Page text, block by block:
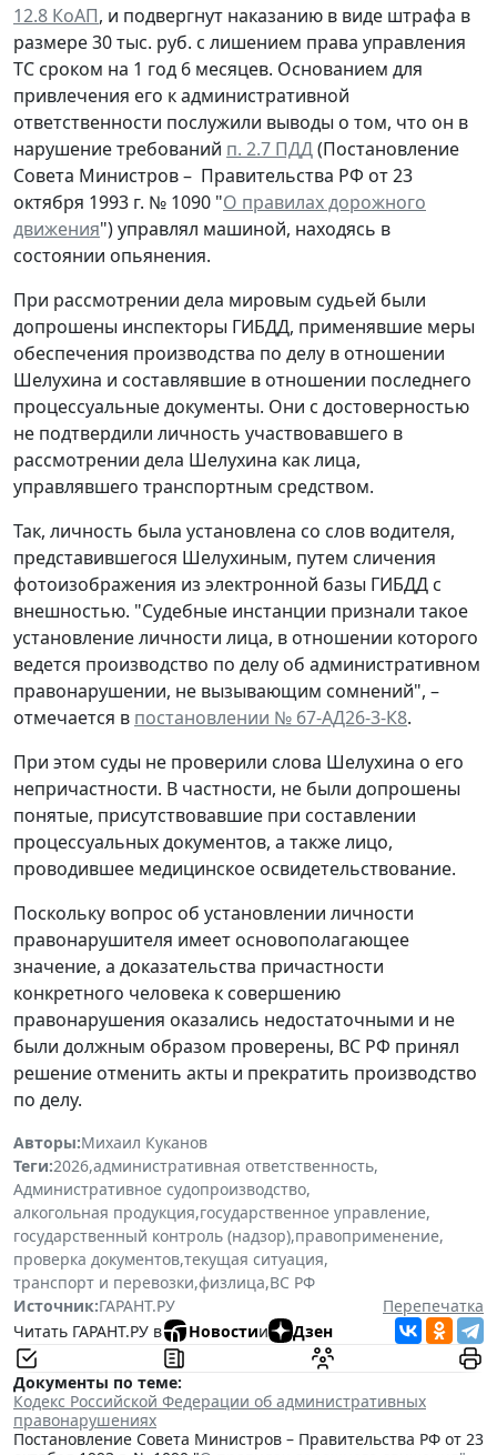
12.8 КоАП, и подвергнут наказанию в виде штрафа в
размере 30 тыс. руб. с лишением права управления
ТС сроком на 1 год 6 месяцев. Основанием для
привлечения его к административной
ответственности послужили выводы о том, что он в
нарушение требований п. 2.7 ПДД(Постановление
Совета Министров – Правительства РФ от 23
октября 1993 г. № 1090 "О правилах дорожного
движения") управлял машиной, находясь в
состоянии опьянения.
При рассмотрении дела мировым судьей были
допрошены инспекторы ГИБДД, применявшие меры
обеспечения производства по делу в отношении
Шелухина и составлявшие в отношении последнего
процессуальные документы. Они с достоверностью
не подтвердили личность участвовавшего в
рассмотрении дела Шелухина как лица,
управлявшего транспортным средством.
Так, личность была установлена со слов водителя,
представившегося Шелухиным, путем сличения
фотоизображения из электронной базы ГИБДД с
внешностью. "Судебные инстанции признали такое
установление личности лица, в отношении которого
ведется производство по делу об административном
правонарушении, не вызывающим сомнений", –
отмечается в постановлении № 67-АД26-3-К8.
При этом суды не проверили слова Шелухина о его
непричастности. В частности, не были допрошены
понятые, присутствовавшие при составлении
процессуальных документов, а также лицо,
проводившее медицинское освидетельствование.
Поскольку вопрос об установлении личности
правонарушителя имеет основополагающее
значение, а доказательства причастности
конкретного человека к совершению
правонарушения оказались недостаточными и не
были должным образом проверены, ВС РФ принял
решение отменить акты и прекратить производство
по делу.
Авторы:Михаил Куканов
Теги:2026,административная ответственность,
Административное судопроизводство,
алкогольная продукция,государственное управление,
государственный контроль (надзор),правоприменение,
проверка документов,текущая ситуация,
транспорт и перевозки,физлица,ВС РФ
Источник:ГАРАНТ.РУ
Перепечатка
Читать ГАРАНТ.РУ в
Новостии Дзен
Документы по теме:
Кодекс Российской Федерации об административных
правонарушениях
Постановление Совета Министров – Правительства РФ от 23